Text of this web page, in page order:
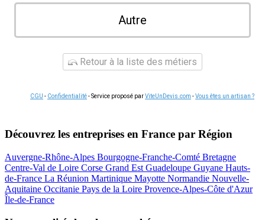
Autre
Retour à la liste des métiers
CGU - Confidentialité- Service proposé parViteUnDevis.com -Vous êtes un artisan ?
Découvrez les entreprises en France par Région
Auvergne-Rhône-Alpes Bourgogne-Franche-Comté Bretagne
Centre-Val de Loire Corse Grand Est Guadeloupe Guyane Hauts-
de-France La Réunion Martinique Mayotte Normandie Nouvelle-
Aquitaine Occitanie Pays de la Loire Provence-Alpes-Côte d'Azur
Île-de-France